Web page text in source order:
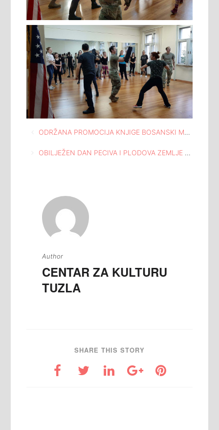
Navigacija
članaka
ODRŽANA PROMOCIJA KNJIGE BOSANSKI MUSLIMANI U II SVJETSKOM RATU, AUTORA MARKA ATTILE HOARE U MEĐUNARODNOJ GALERIJI PORTRETA TUZLA
OBILJEŽEN DAN PECIVA I PLODOVA ZEMLJE U KUĆI SOLIDARNOSTI GORNJA LIPNICA
Author
CENTAR ZA KULTURU
TUZLA
SHARE THIS STORY